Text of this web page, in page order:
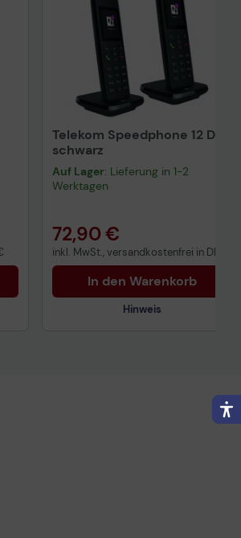
Telekom Speedphone 12 Duo
schwarz
Auf Lager: Lieferung in 1-2
Werktagen
72,90 €
inkl. MwSt., versandkostenfrei in DE!
In den Warenkorb
Hinweis